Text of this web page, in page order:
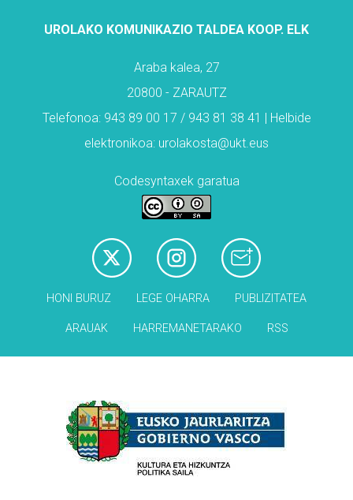
UROLAKO KOMUNIKAZIO TALDEA KOOP. ELK
Araba kalea, 27
20800 - ZARAUTZ
Telefonoa: 943 89 00 17 / 943 81 38 41 | Helbide
elektronikoa: urolakosta@ukt.eus
Codesyntaxek garatua
HONI BURUZ LEGE OHARRA PUBLIZITATEA
ARAUAK HARREMANETARAKO RSS